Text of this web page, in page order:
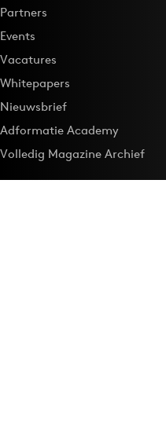
Partners
Events
Vacatures
Whitepapers
Nieuwsbrief
Adformatie Academy
Volledig Magazine Archief